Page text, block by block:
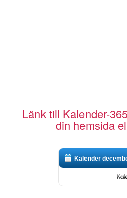
Länk till Kalender-
din hemsida
Kalender